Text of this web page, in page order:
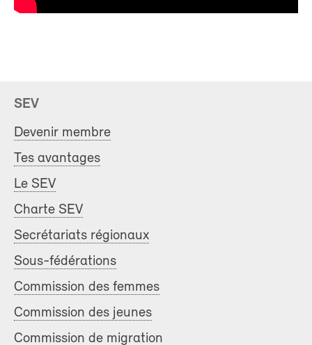
SEV
Devenir membre
Tes avantages
Le SEV
Charte SEV
Secrétariats régionaux
Sous-fédérations
Commission des femmes
Commission des jeunes
Commission de migration